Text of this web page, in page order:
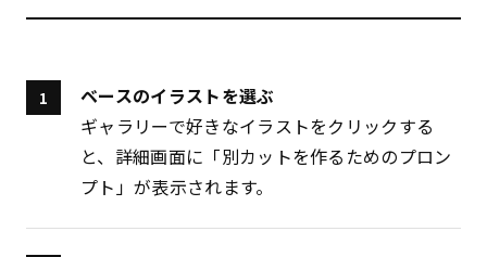
ベースのイラストを選ぶ
ギャラリーで好きなイラストをクリックする
と、詳細画面に「別カットを作るためのプロン
プト」が表示されます。